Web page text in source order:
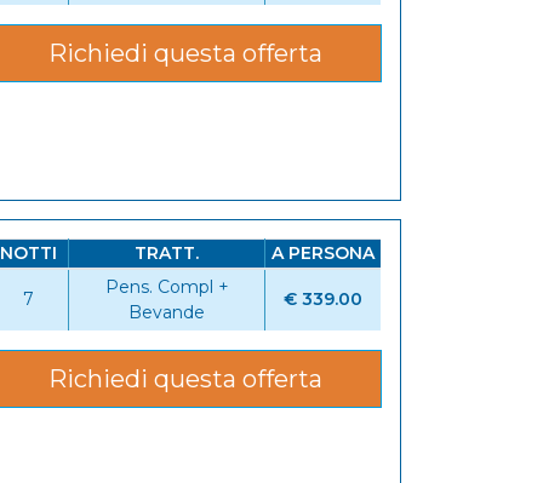
Richiedi questa offerta
NOTTI TRATT. A PERSONA
7
Pens. Compl +
Bevande
€ 339.00
Richiedi questa offerta